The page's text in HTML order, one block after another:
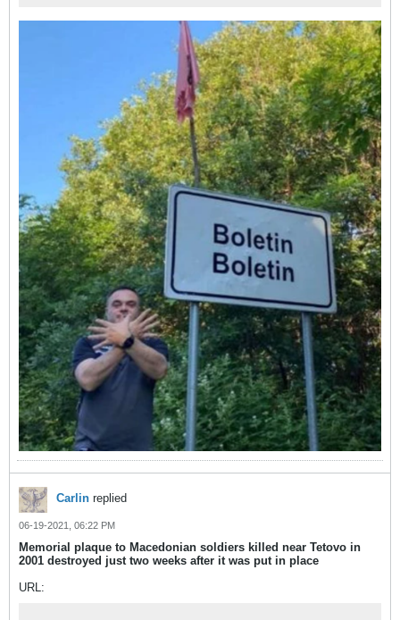
Carlin replied
06-19-2021, 06:22 PM
Memorial plaque to Macedonian soldiers killed near Tetovo in
2001 destroyed just two weeks after it was put in place
URL: